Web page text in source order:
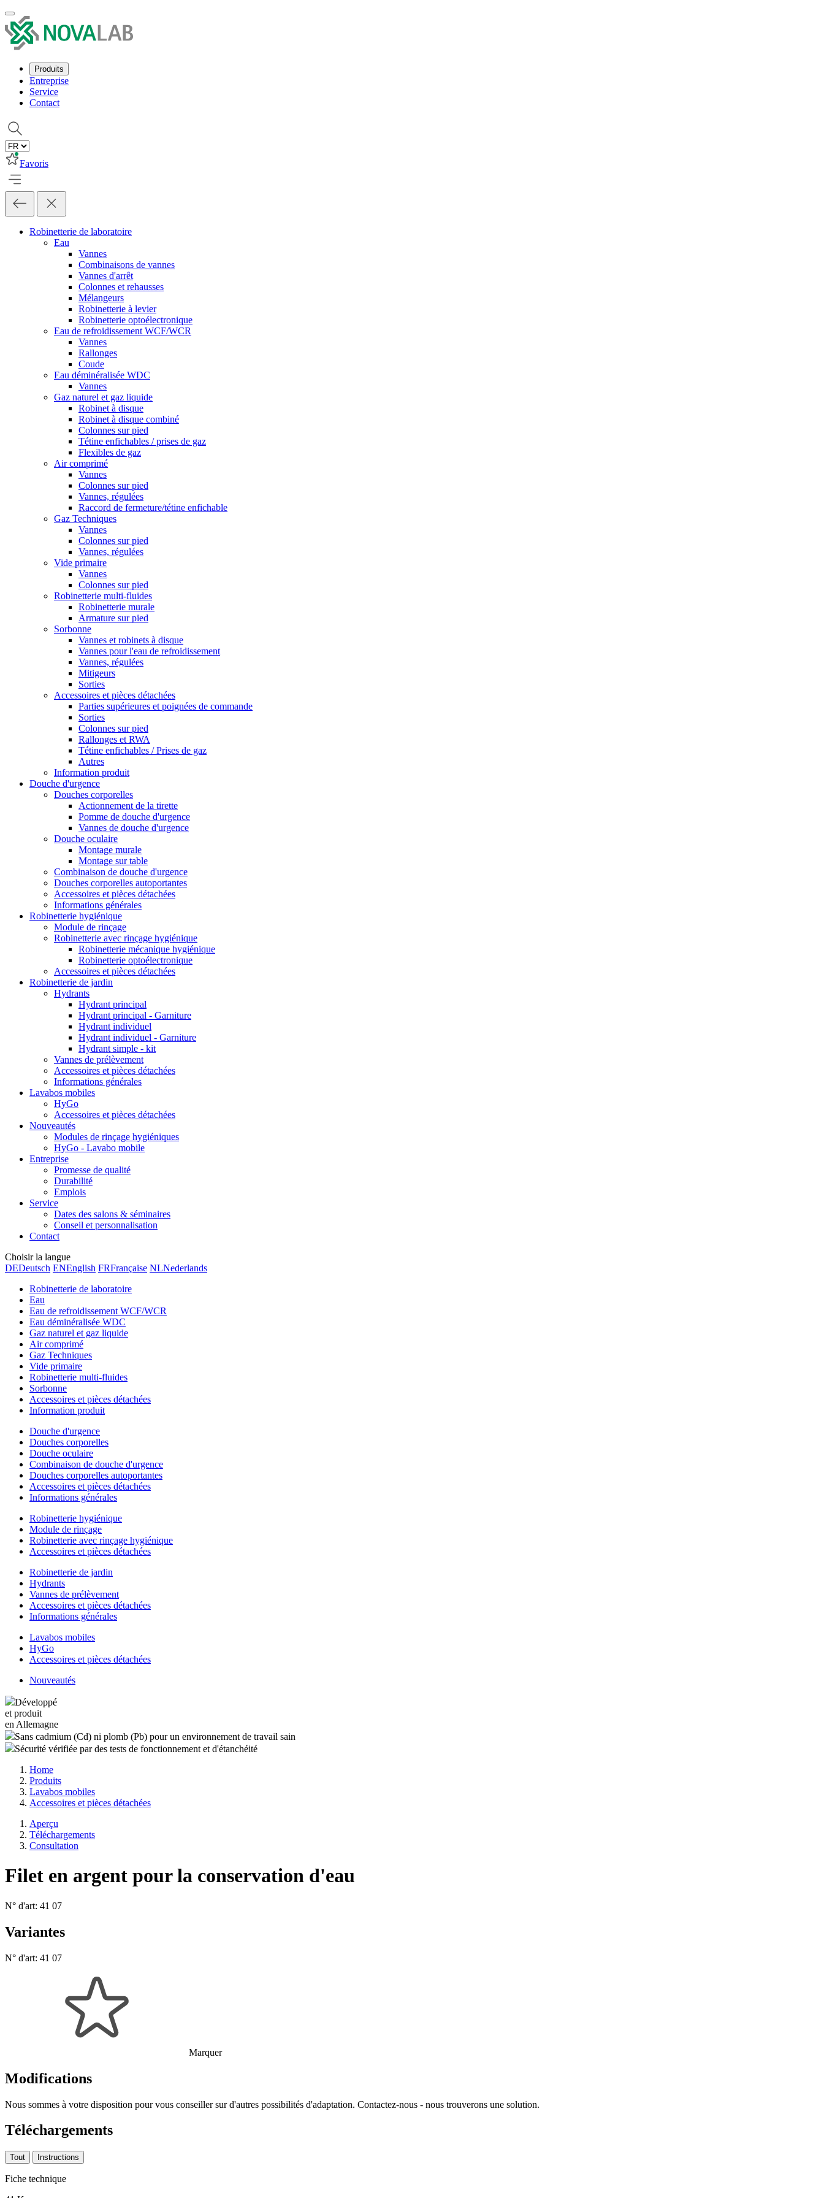
Produits
Entreprise
Service
Contact
Favoris
Robinetterie de laboratoire
Eau
Vannes
Combinaisons de vannes
Vannes d'arrêt
Colonnes et rehausses
Mélangeurs
Robinetterie à levier
Robinetterie optoélectronique
Eau de refroidissement WCF/WCR
Vannes
Rallonges
Coude
Eau déminéralisée WDC
Vannes
Gaz naturel et gaz liquide
Robinet à disque
Robinet à disque combiné
Colonnes sur pied
Tétine enfichables / prises de gaz
Flexibles de gaz
Air comprimé
Vannes
Colonnes sur pied
Vannes, régulées
Raccord de fermeture/tétine enfichable
Gaz Techniques
Vannes
Colonnes sur pied
Vannes, régulées
Vide primaire
Vannes
Colonnes sur pied
Robinetterie multi-fluides
Robinetterie murale
Armature sur pied
Sorbonne
Vannes et robinets à disque
Vannes pour l'eau de refroidissement
Vannes, régulées
Mitigeurs
Sorties
Accessoires et pièces détachées
Parties supérieures et poignées de commande
Sorties
Colonnes sur pied
Rallonges et RWA
Tétine enfichables / Prises de gaz
Autres
Information produit
Douche d'urgence
Douches corporelles
Actionnement de la tirette
Pomme de douche d'urgence
Vannes de douche d'urgence
Douche oculaire
Montage murale
Montage sur table
Combinaison de douche d'urgence
Douches corporelles autoportantes
Accessoires et pièces détachées
Informations générales
Robinetterie hygiénique
Module de rinçage
Robinetterie avec rinçage hygiénique
Robinetterie mécanique hygiénique
Robinetterie optoélectronique
Accessoires et pièces détachées
Robinetterie de jardin
Hydrants
Hydrant principal
Hydrant principal - Garniture
Hydrant individuel
Hydrant individuel - Garniture
Hydrant simple - kit
Vannes de prélèvement
Accessoires et pièces détachées
Informations générales
Lavabos mobiles
HyGo
Accessoires et pièces détachées
Nouveautés
Modules de rinçage hygiéniques
HyGo - Lavabo mobile
Entreprise
Promesse de qualité
Durabilité
Emplois
Service
Dates des salons & séminaires
Conseil et personnalisation
Contact
Choisir la langue
DEDeutsch ENEnglish FRFrançaise NLNederlands
Robinetterie de laboratoire
Eau
Eau de refroidissement WCF/WCR
Eau déminéralisée WDC
Gaz naturel et gaz liquide
Air comprimé
Gaz Techniques
Vide primaire
Robinetterie multi-fluides
Sorbonne
Accessoires et pièces détachées
Information produit
Douche d'urgence
Douches corporelles
Douche oculaire
Combinaison de douche d'urgence
Douches corporelles autoportantes
Accessoires et pièces détachées
Informations générales
Robinetterie hygiénique
Module de rinçage
Robinetterie avec rinçage hygiénique
Accessoires et pièces détachées
Robinetterie de jardin
Hydrants
Vannes de prélèvement
Accessoires et pièces détachées
Informations générales
Lavabos mobiles
HyGo
Accessoires et pièces détachées
Nouveautés
Développé
et produit
en Allemagne
Sans cadmium (Cd) ni plomb (Pb) pour un environnement de travail sain
Sécurité vérifiée par des tests de fonctionnement et d'étanchéité
Home
Produits
Lavabos mobiles
Accessoires et pièces détachées
Aperçu
Téléchargements
Consultation
Filet en argent pour la conservation d'eau
N° d'art: 41 07
Variantes
N° d'art: 41 07
Marquer
Modifications
Nous sommes à votre disposition pour vous conseiller sur d'autres possibilités d'adaptation. Contactez-nous - nous trouverons une solution.
Téléchargements
Tout Instructions
Fiche technique